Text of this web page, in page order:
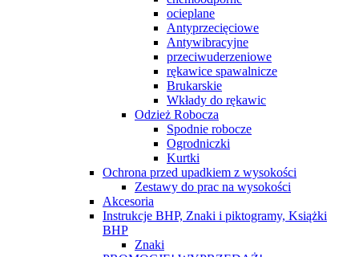
ocieplane
Antyprzecięciowe
Antywibracyjne
przeciwuderzeniowe
rękawice spawalnicze
Brukarskie
Wkłady do rękawic
Odzież Robocza
Spodnie robocze
Ogrodniczki
Kurtki
Ochrona przed upadkiem z wysokości
Zestawy do prac na wysokości
Akcesoria
Instrukcje BHP, Znaki i piktogramy, Książki
BHP
Znaki